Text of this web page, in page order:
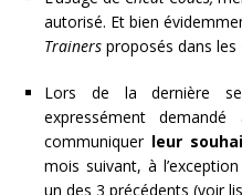
autorisé. Et bien
Trainers proposés dans les
Lors de la dernière
expressément
communiquer leur
mois suivant, à
un des 3 précédents (voir